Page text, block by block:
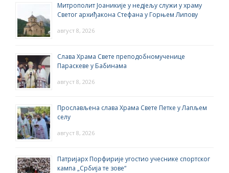
Митрополит Јоаникије у недјељу служи у храму
Светог архиђакона Стефана у Горњем Липову
август 8, 2026
Слава Храма Свете преподобномученице
Параскеве у Бабинама
август 8, 2026
Прослављена слава Храма Свете Петке у Лапљем
селу
август 8, 2026
Патријарх Порфирије угостио учеснике спортског
кампа „Србија те зове“